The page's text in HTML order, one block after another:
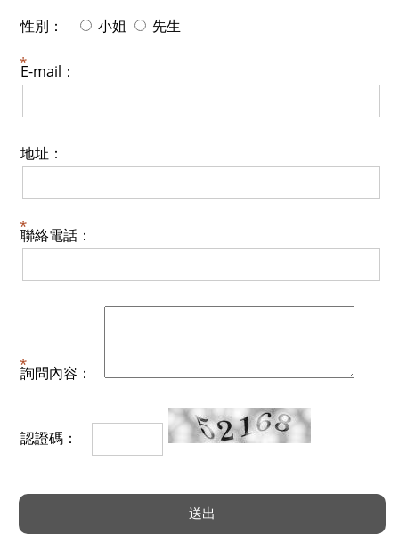
性別： 小姐 先生
E-mail：
地址：
聯絡電話：
詢問內容：
認證碼：